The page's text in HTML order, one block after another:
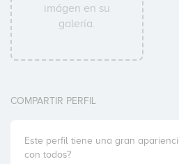
imágen en su
galería.
COMPARTIR PERFIL
Este perfil tiene una gran
con todos?